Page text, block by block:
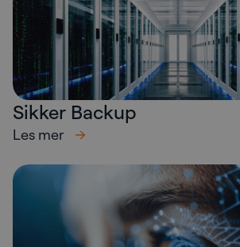
Sikker Backup
Les mer